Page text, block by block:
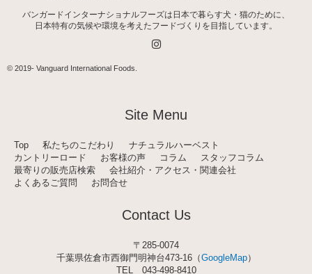
バンガードインターナショナルフーズは日本で暮らす犬・猫のために、
日本特有の気候や環境を考えたフードづくりを目指しています。
I
n
a
m
© 2019- Vanguard International Foods
Site Menu
Top 私たちのこだわり
ナチュラルハーベスト
カントリーロード
お客様の声 コラム
スタッフコラム
最寄りの販売店検索
会社紹介・アクセス・関連会社
よくあるご質問
お問合せ
Contact Us
〒285-0074
千葉県佐倉市西御門明神台473-16（GoogleMap）
TEL 043-498-8410